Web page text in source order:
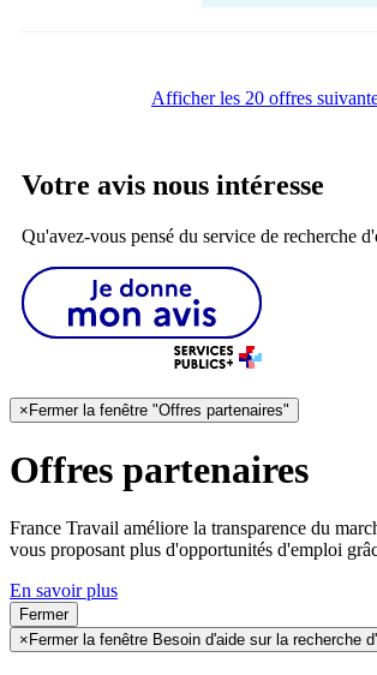
Afficher les 20 offres
Votre avis nous intéresse
Qu'avez-vous pensé du service de recherche
×Fermer la fenêtre "Offres partenaires"
Offres partenaires
France Travail améliore la transparence du
vous proposant plus d'opportunités d'emploi
En savoir plus
Fermer
× Fermer la fenêtre Besoin d'aide sur la recherche